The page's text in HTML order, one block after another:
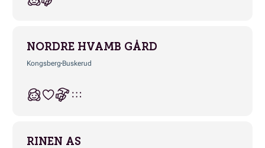
NORDRE HVAMB GÅRD
KongsbergBuskerud
RINEN AS